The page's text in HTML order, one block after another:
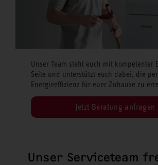
Unser Team steht euch mit kompetenter
Seite und unterstützt euch dabei, die
Energieeffizienz für euer Zuhause zu
Jetzt Beratung anfragen
Unser Serviceteam